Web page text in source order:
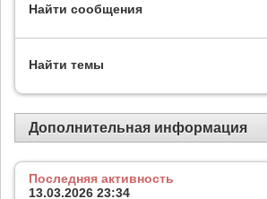
Найти сообщения
Найти темы
Дополнительная информация
Последняя активность
13.03.2026 23:34